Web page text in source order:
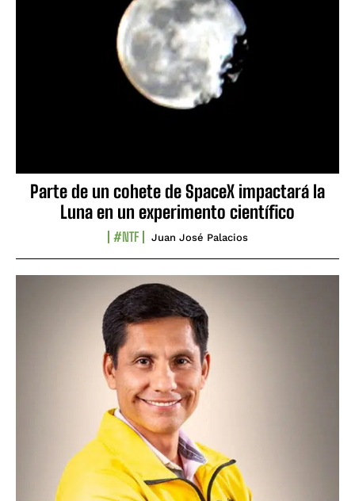
Parte de un cohete de SpaceX impactará la
Luna en un experimento científico
#NTF Juan José Palacios